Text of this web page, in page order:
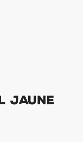
Jaune